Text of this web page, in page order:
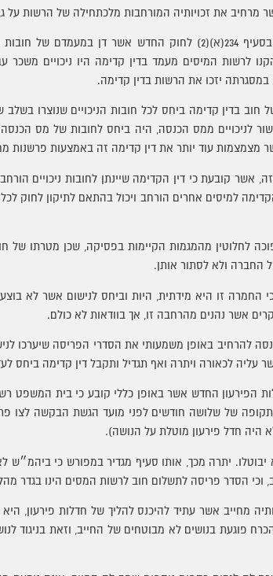
את זכויותיה המורחבות מלכתחילה של הרשות על
לרשות המיסים מעמד בדין קדימה היו ניכויים משכר
במסגרתה יזכו את הרשות בדין קדימה.
בדין קדימה ביחס לכל חובות הניכויים שנוצרו בשלב
לניכויים ממס הכנסה, היה ביחס לחובות של מס
עוד יותר את דין קדימה זה באמצעות פרשנות
קובעת כי דין הקדימה שיינתן לחובות ניכויים הורחב
למיסים אחרים הורחב ויכול בהתאם לתיקון לחוק
לחלוטין מהמגמות הקיימות בפסיקה, שכן מטרתו של
החברה ולא לסתור אותן.
החמרה זו היא מידתית, היות וביחס לנישום אשר לא
אשר נהנים מהרחבה זו, אך בוודאות לא כולם.
להרחיב באופן משמעותי את הסדרי הפריסה שיערכו
עליה לכאורה ויתרה ואף תגדיל ותקבל דין קדימה ביחס
למצוא בסעיף 219 לחוק חדלות הפירעון החדש אשר באופן כללי קובע
של שלושה חודשים לפני מועד הגשת הבקשה לצו
היה חדל פירעון מוטלת על הנושה).
יתרה מכך, אותו סעיף מגדיר במפורש כי
הסדר פריסה לתשלום חוב לרשות המסים הינו בגדר
מחייב אשר עתיד להיכנס להליך של חדלות פירעון,
פוגעת בנושים לא מבוטחים של החייב, וזאת בניגוד